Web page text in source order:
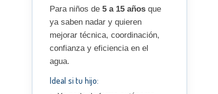
Para niños de 5 a 15 añosque
ya saben nadar y quieren
mejorar técnica, coordinación,
confianza y eficiencia en el
agua.
Ideal si tu hijo: